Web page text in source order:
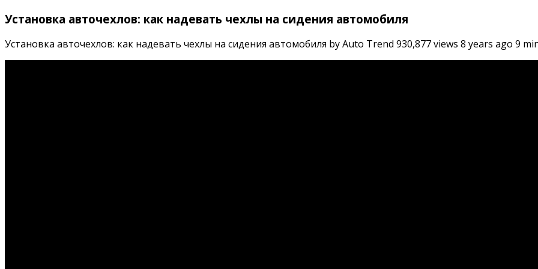
Установка авточехлов: как надевать чехлы на сидения автомобиля
Установка авточехлов: как надевать чехлы на сидения автомобиля by Auto Trend 930,877 views 8 years ago 9